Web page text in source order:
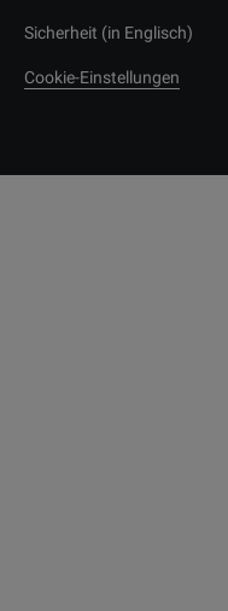
Sicherheit (in Englisch)
Cookie-Einstellungen